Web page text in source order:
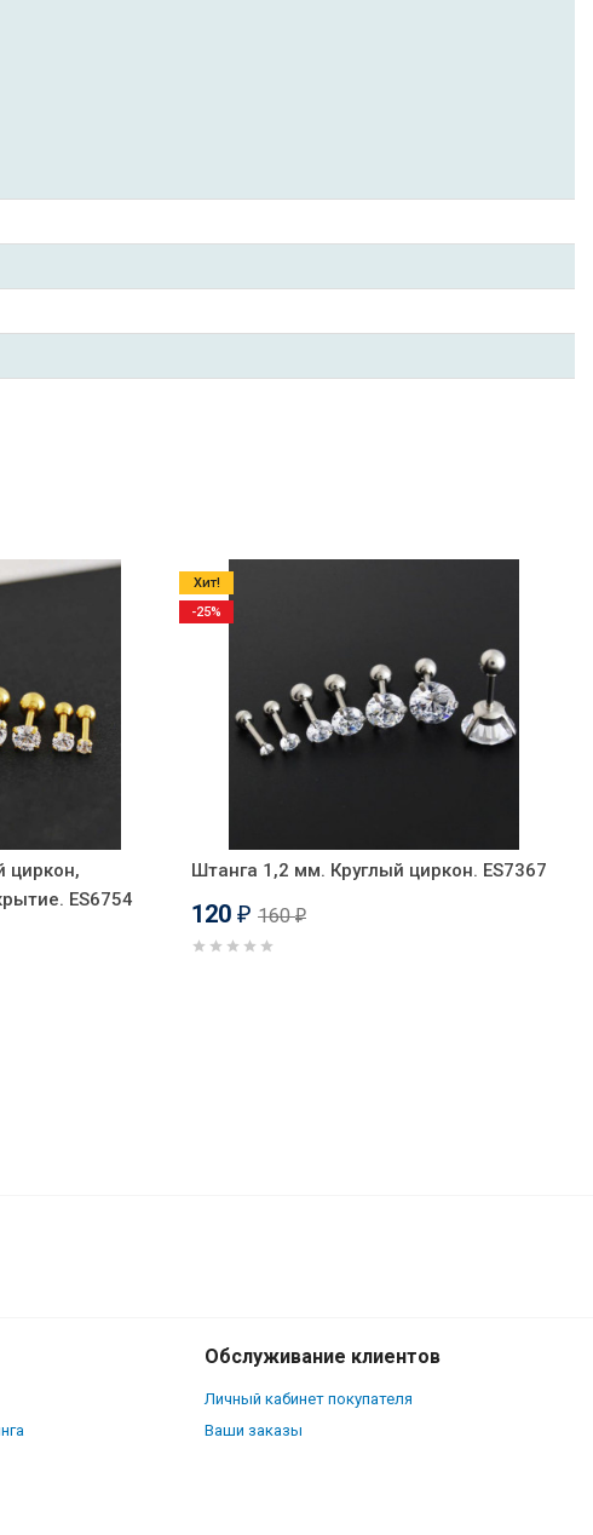
циркон,
ES6754
Штанга 1,2 мм. Круглый циркон. ES7367
120 ₽ 160₽
Хит!
-25%
Обслуживание клиентов
Личный кабинет покупателя
Ваши заказы